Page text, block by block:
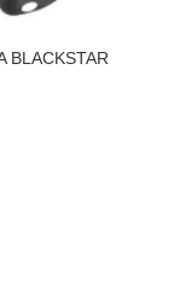
BLACKSTAR